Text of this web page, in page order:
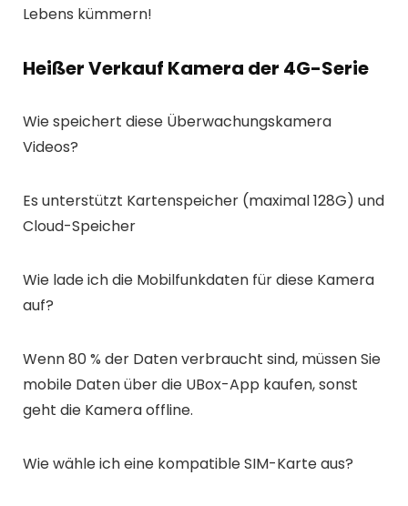
Lebens kümmern!
Heißer Verkauf Kamera der 4G-Serie
Wie speichert diese Überwachungskamera
Videos?
Es unterstützt Kartenspeicher (maximal 128G) und
Cloud-Speicher
Wie lade ich die Mobilfunkdaten für diese Kamera
auf?
Wenn 80 % der Daten verbraucht sind, müssen Sie
mobile Daten über die UBox-App kaufen, sonst
geht die Kamera offline.
Wie wähle ich eine kompatible SIM-Karte aus?